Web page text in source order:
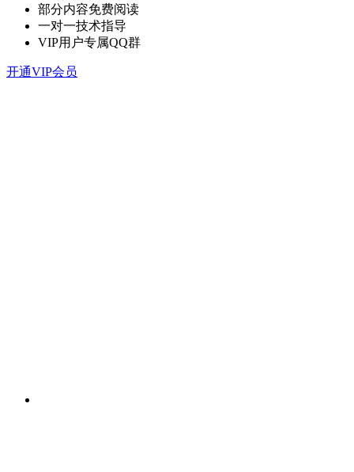
部分内容免费阅读
一对一技术指导
VIP用户专属QQ群
开通VIP会员